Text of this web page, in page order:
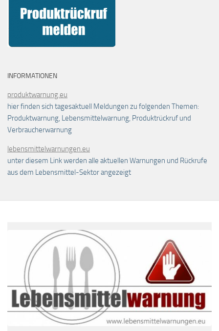
INFORMATIONEN
produktwarnung.eu
hier finden sich tagesaktuell Meldungen zu folgenden Themen:
Produktwarnung, Lebensmittelwarnung, Produktrückruf und
Verbraucherwarnung
lebensmittelwarnungen.eu
unter diesem Link werden alle aktuellen Warnungen und Rückrufe
aus dem Lebensmittel-Sektor angezeigt